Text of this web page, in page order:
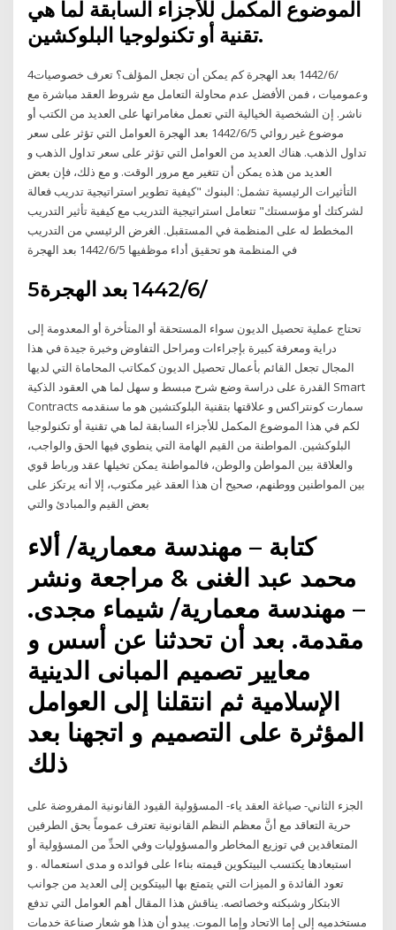
الموضوع المكمل للأجزاء السابقة لما هي
تقنية أو تكنولوجيا البلوكشين.
4‏‏/6‏‏/1442 بعد الهجرة كم يمكن أن تجعل المؤلف؟ تعرف خصوصيات
وعموميات ، فمن الأفضل عدم محاولة التعامل مع شروط العقد مباشرة مع
ناشر. إن الشخصية الخيالية التي تعمل مغامراتها على العديد من الكتب أو
موضوع غير روائي 5‏‏/6‏‏/1442 بعد الهجرة العوامل التي تؤثر على سعر
تداول الذهب. هناك العديد من العوامل التي تؤثر على سعر تداول الذهب و
العديد من هذه يمكن أن تتغير مع مرور الوقت. و مع ذلك، فإن بعض
التأثيرات الرئيسية تشمل: البنوك "كيفية تطوير استراتيجية تدريب فعالة
لشركتك أو مؤسستك" تتعامل استراتيجية التدريب مع كيفية تأثير التدريب
المخطط له على المنظمة في المستقبل. الغرض الرئيسي من التدريب
في المنظمة هو تحقيق أداء موظفيها 5‏‏/6‏‏/1442 بعد الهجرة
5‏‏/6‏‏/1442 بعد الهجرة
تحتاج عملية تحصيل الديون سواء المستحقة أو المتأخرة أو المعدومة إلى
دراية ومعرفة كبيرة بإجراءات ومراحل التفاوض وخبرة جيدة في هذا
المجال تجعل القائم بأعمال تحصيل الديون كمكاتب المحاماة التي لديها
القدرة على دراسة وضع شرح مبسط و سهل لما هي العقود الذكية Smart
Contracts سمارت كونتراكس و علاقتها بتقنية البلوكتشين هو ما سنقدمه
لكم في هذا الموضوع المكمل للأجزاء السابقة لما هي تقنية أو تكنولوجيا
البلوكشين. المواطنة من القيم الهامة التي ينطوي فيها الحق والواجب،
والعلاقة بين المواطن والوطن، فالمواطنة يمكن تخيلها عقد ورباط قوي
بين المواطنين ووطنهم، صحيح أن هذا العقد غير مكتوب، إلا أنه يرتكز على
بعض القيم والمبادئ والتي
كتابة – مهندسة معمارية/ ألاء
محمد عبد الغنى & مراجعة ونشر
– مهندسة معمارية/ شيماء مجدى.
مقدمة. بعد أن تحدثنا عن أسس و
معايير تصميم المبانى الدينية
الإسلامية ثم انتقلنا إلى العوامل
المؤثرة على التصميم و اتجهنا بعد
ذلك
الجزء الثاني- صياغة العقد ياء- المسؤولية القيود القانونية المفروضة على
حرية التعاقد مع أنَّ معظم النظم القانونية تعترف عموماً بحق الطرفين
المتعاقدين في توزيع المخاطر والمسؤوليات وفي الحدِّ من المسؤولية أو
استبعادها يكتسب البيتكوين قيمته بناءا على فوائده و مدى استعماله . و
تعود الفائدة و الميزات التي يتمتع بها البيتكوين إلى العديد من جوانب
الابتكار وشبكته وخصائصه. يناقش هذا المقال أهم العوامل التي تدفع
مستخدميه إلى إما الاتحاد وإما الموت. يبدو أن هذا هو شعار صناعة خدمات